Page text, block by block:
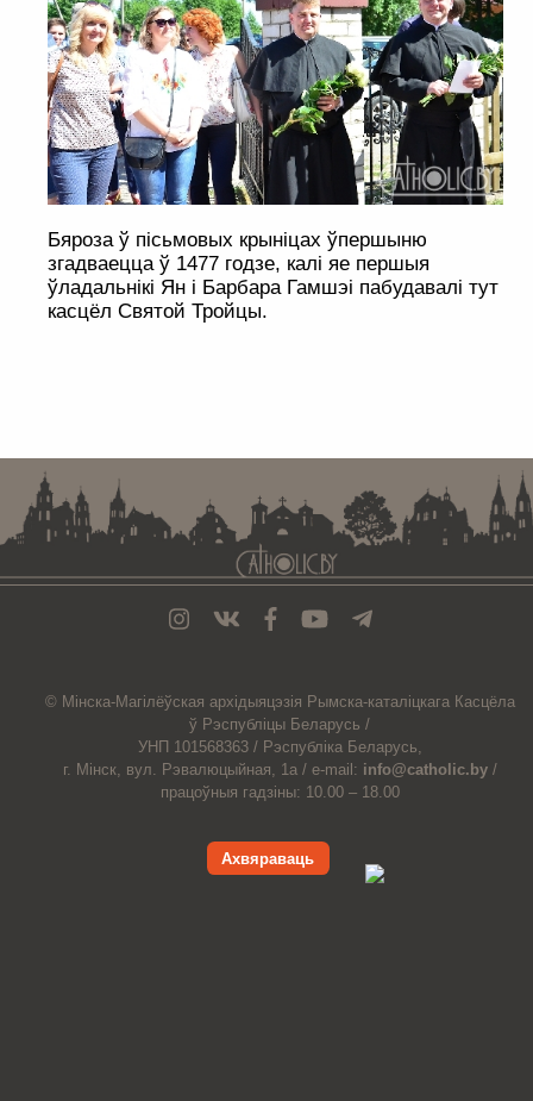
Бяроза ў пісьмовых крыніцах ўпершыню
згадваецца ў 1477 годзе, калі яе першыя
ўладальнікі Ян і Барбара Гамшэі пабудавалі тут
касцёл Святой Тройцы.
© Мiнска-Магiлёўская архiдыяцэзiя Рымска-каталіцкага Касцёла
ў Рэспубліцы Беларусь /
УНП 101568363 / Рэспубліка Беларусь,
г. Мінск, вул. Рэвалюцыйная, 1а / e-mail: info@catholic.by /
працоўныя гадзіны: 10.00 – 18.00
Ахвяраваць